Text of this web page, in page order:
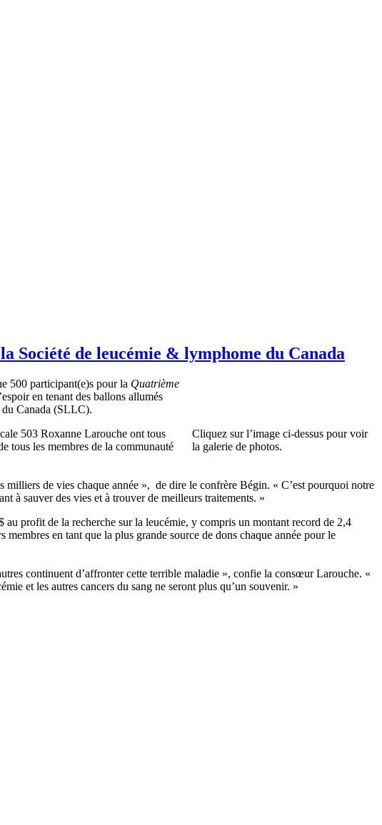
Société de leucémie & lymphome du Canada
Cliquez sur l’image ci-dessus pour voir
la galerie de photos.
500 participant(e)s pour la Quatrième
en tenant des ballons allumés
du Canada (SLLC).
503 Roxanne Larouche ont tous
tous les membres de la communauté
de vies chaque année », de dire le confrère Bégin. « C’est pourquoi notre
à sauver des vies et à trouver de meilleurs traitements. »
profit de la recherche sur la leucémie, y compris un montant record de 2,4
en tant que la plus grande source de dons chaque année pour le
continuent d’affronter cette terrible maladie », confie la consœur Larouche. «
et les autres cancers du sang ne seront plus qu’un souvenir. »